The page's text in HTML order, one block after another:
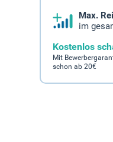
Max.
im
Kostenlos
Mit
schon ab 20€